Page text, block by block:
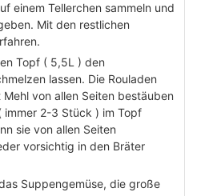
einem Tellerchen sammeln und
Mit den restlichen
Topf ( 5,5L ) den
lassen. Die Rouladen
von allen Seiten bestäuben
immer 2-3 Stück ) im Topf
sie von allen Seiten
vorsichtig in den Bräter
Suppengemüse, die große